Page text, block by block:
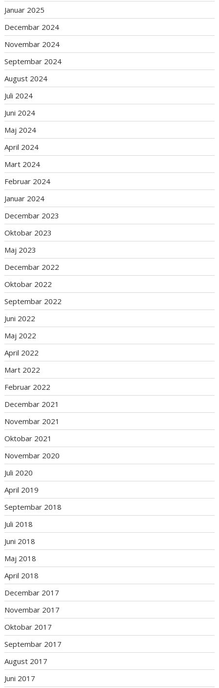
Januar 2025
Decembar 2024
Novembar 2024
Septembar 2024
August 2024
Juli 2024
Juni 2024
Maj 2024
April 2024
Mart 2024
Februar 2024
Januar 2024
Decembar 2023
Oktobar 2023
Maj 2023
Decembar 2022
Oktobar 2022
Septembar 2022
Juni 2022
Maj 2022
April 2022
Mart 2022
Februar 2022
Decembar 2021
Novembar 2021
Oktobar 2021
Novembar 2020
Juli 2020
April 2019
Septembar 2018
Juli 2018
Juni 2018
Maj 2018
April 2018
Decembar 2017
Novembar 2017
Oktobar 2017
Septembar 2017
August 2017
Juni 2017